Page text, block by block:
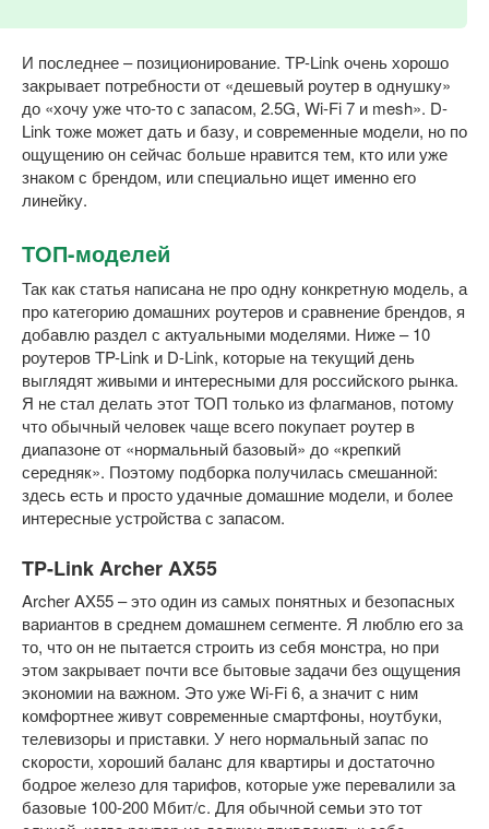
И последнее – позиционирование. TP-Link очень хорошо
закрывает потребности от «дешевый роутер в однушку»
до «хочу уже что-то с запасом, 2.5G, Wi-Fi 7 и mesh». D-
Link тоже может дать и базу, и современные модели, но по
ощущению он сейчас больше нравится тем, кто или уже
знаком с брендом, или специально ищет именно его
линейку.
ТОП-моделей
Так как статья написана не про одну конкретную модель, а
про категорию домашних роутеров и сравнение брендов, я
добавлю раздел с актуальными моделями. Ниже – 10
роутеров TP-Link и D-Link, которые на текущий день
выглядят живыми и интересными для российского рынка.
Я не стал делать этот ТОП только из флагманов, потому
что обычный человек чаще всего покупает роутер в
диапазоне от «нормальный базовый» до «крепкий
середняк». Поэтому подборка получилась смешанной:
здесь есть и просто удачные домашние модели, и более
интересные устройства с запасом.
TP-Link Archer AX55
Archer AX55 – это один из самых понятных и безопасных
вариантов в среднем домашнем сегменте. Я люблю его за
то, что он не пытается строить из себя монстра, но при
этом закрывает почти все бытовые задачи без ощущения
экономии на важном. Это уже Wi-Fi 6, а значит с ним
комфортнее живут современные смартфоны, ноутбуки,
телевизоры и приставки. У него нормальный запас по
скорости, хороший баланс для квартиры и достаточно
бодрое железо для тарифов, которые уже перевалили за
базовые 100-200 Мбит/с. Для обычной семьи это тот